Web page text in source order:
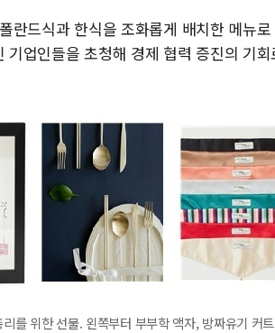
란드식과 한식을 조화롭게 배치한 메뉴
업인들을 초청해 경제 협력 증진의 기
를 위한 선물. 왼쪽부터 부부학 액자, 방짜유기 커